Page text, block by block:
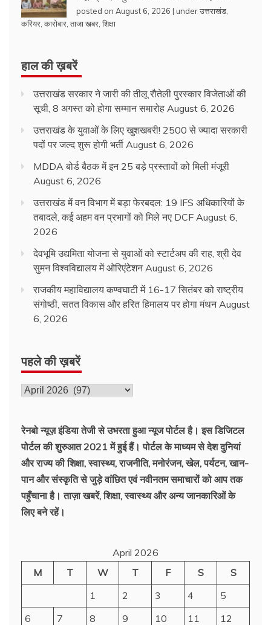
posted on August 6, 2026 | underउत्तराखंड
करियर कारोबार ताजा खबर शिक्षा
हाल की ख़बरें
उत्तराखंड सरकार ने जारी की तीलू रौतेली पुरस्कार विजेताओं की
सूची, 8 अगस्त को होगा सम्मान समारोह August 6, 2026
उत्तराखंड के युवाओं के लिए खुशखबरी! 2500 से ज्यादा सरकारी
पदों पर जल्द शुरू होगी भर्ती August 6, 2026
MDDA बोर्ड बैठक में इन 25 बड़े प्रस्तावों को मिली मंजूरी
August 6, 2026
उत्तराखंड में वन विभाग में बड़ा फेरबदल: 19 IFS अधिकारियों के
तबादले, कई अहम वन प्रभागों को मिले नए DCF August 6,
2026
देवभूमि उद्यमिता योजना से युवाओं को स्टार्टअप की राह, श्री देव
सुमन विश्वविद्यालय में ओरिएंटेशन August 6, 2026
राजकीय महाविद्यालय कण्वघाटी में 16-17 सितंबर को राष्ट्रीय
संगोष्ठी, सतत विकास और हरित हिमालय पर होगा मंथन August
6, 2026
पहले की ख़बरें
पहले
रेनबो न्यूज़ इंडिया तेजी से उभरता हुआ न्‍यूज पोर्टल है। इस डिजिटल
पोर्टल की शुरुआत 2021 में हुई हैं। पोर्टल के माध्यम से देश दुनियां
और राज्य की शिक्षा, स्वास्थ्य, राजनीति, मनोरंजन, खेल, पर्यटन, खान-
पान और संस्कृति से जुड़े वांछित एवं नवीनतम समाचारों को आप तक
पहुँचाना है। ताज़ा खबरें, शिक्षा, स्वास्थ्य और अन्य जानकारिओं के
लिए बने रहें।
April 2026
M
T W T F S
S
1
2 3 4
5
6
7 8 9 10 11
12